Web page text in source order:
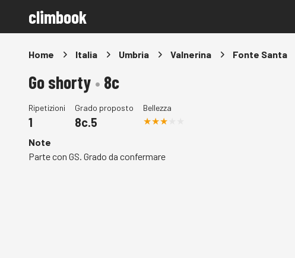
climbook
Home Italia Umbria Valnerina Fonte Santa
Go shorty • 8c
Ripetizioni
1
Grado proposto
8c.5
Bellezza
Note
Parte con GS. Grado da confermare